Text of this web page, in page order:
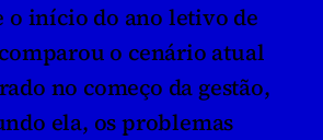
o início do ano letivo de
o cenário atual
no começo da gestão,
ela, os problemas